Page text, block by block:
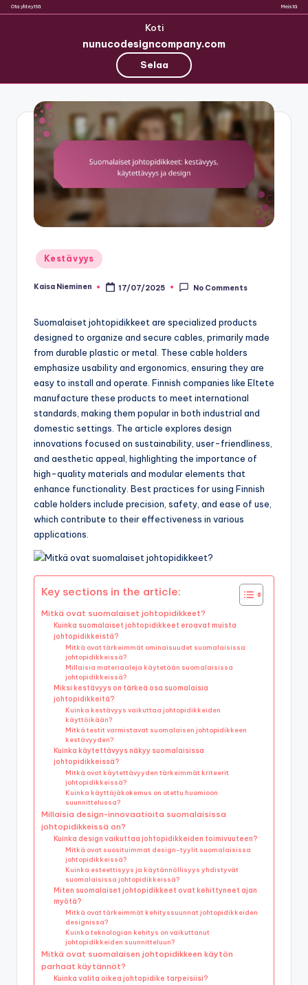
Ota yhteyttä Meistä
Koti
nunucodesigncompany.com
Selaa
Posted
in
Kestävyys
Posted
Kaisa Nieminen 17/07/2025 No Comments
Suomalaiset johtopidikkeet are specialized products
designed to organize and secure cables, primarily made
from durable plastic or metal. These cable holders
emphasize usability and ergonomics, ensuring they are
easy to install and operate. Finnish companies like Eltete
manufacture these products to meet international
standards, making them popular in both industrial and
domestic settings. The article explores design
innovations focused on sustainability, user-friendliness,
and aesthetic appeal, highlighting the importance of
high-quality materials and modular elements that
enhance functionality. Best practices for using Finnish
cable holders include precision, safety, and ease of use,
which contribute to their effectiveness in various
applications.
Key sections in the article:
Mitkä ovat suomalaiset johtopidikkeet?
Kuinka suomalaiset johtopidikkeet eroavat muista
johtopidikkeistä?
Mitkä ovat tärkeimmät ominaisuudet suomalaisissa
johtopidikkeissä?
Millaisia materiaaleja käytetään suomalaisissa
johtopidikkeissä?
Miksi kestävyys on tärkeä osa suomalaisia
johtopidikkeitä?
Kuinka kestävyys vaikuttaa johtopidikkeiden
käyttöikään?
Mitkä testit varmistavat suomalaisen johtopidikkeen
kestävyyden?
Kuinka käytettävyys näkyy suomalaisissa
johtopidikkeissä?
Mitkä ovat käytettävyyden tärkeimmät kriteerit
johtopidikkeissä?
Kuinka käyttäjäkokemus on otettu huomioon
suunnittelussa?
Millaisia design-innovaatioita suomalaisissa
johtopidikkeissä on?
Kuinka design vaikuttaa johtopidikkeiden toimivuuteen?
Mitkä ovat suosituimmat design-tyylit suomalaisissa
johtopidikkeissä?
Kuinka esteettisyys ja käytännöllisyys yhdistyvät
suomalaisissa johtopidikkeissä?
Miten suomalaiset johtopidikkeet ovat kehittyneet ajan
myötä?
Mitkä ovat tärkeimmät kehityssuunnat johtopidikkeiden
designissa?
Kuinka teknologian kehitys on vaikuttanut
johtopidikkeiden suunnitteluun?
Mitkä ovat suomalaisen johtopidikkeen käytön
parhaat käytännöt?
Kuinka valita oikea johtopidike tarpeisiisi?